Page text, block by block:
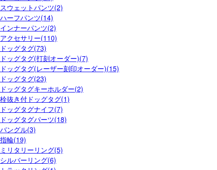
スウェットパンツ(2)
ハーフパンツ(14)
インナーパンツ(2)
アクセサリー(110)
ドッグタグ(73)
ドッグタグ(打刻オーダー)(7)
ドッグタグ(レーザー刻印オーダー)(15)
ドッグタグ(23)
ドッグタグキーホルダー(2)
栓抜き付ドッグタグ(1)
ドッグタグナイフ(7)
ドッグタグパーツ(18)
バングル(3)
指輪(19)
ミリタリーリング(5)
シルバーリング(6)